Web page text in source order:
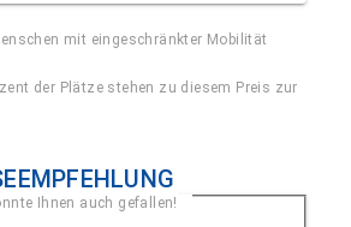
mit eingeschränkter Mobilität
der Plätze stehen zu diesem Preis zur
Ihnen auch gefallen!